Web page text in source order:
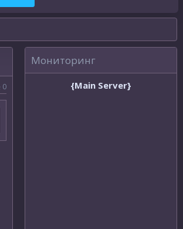
0
Мониторинг
{Main Server}